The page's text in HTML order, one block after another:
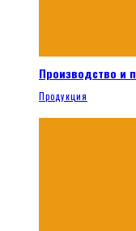
Производство и
Продукция